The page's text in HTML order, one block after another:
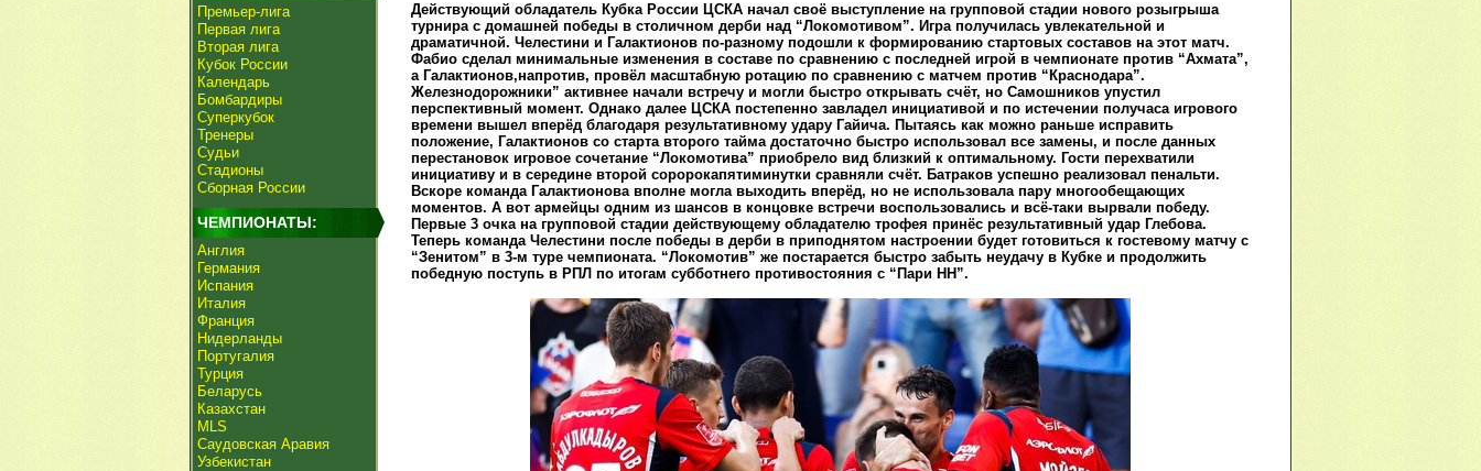
Премьер-лига
Первая лига
Вторая лига
Кубок России
Календарь
Бомбардиры
Суперкубок
Тренеры
Судьи
Стадионы
Сборная России
ЧЕМПИОНАТЫ:
Англия
Германия
Испания
Италия
Франция
Нидерланды
Португалия
Турция
Беларусь
Казахстан
MLS
Саудовская Аравия
Узбекистан
Действующий обладатель Кубка России ЦСКА начал своё выступление на групповой стадии нового розыгрыша
турнира с домашней победы в столичном дерби над “Локомотивом”. Игра получилась увлекательной и
драматичной. Челестини и Галактионов по-разному подошли к формированию стартовых составов на этот матч.
Фабио сделал минимальные изменения в составе по сравнению с последней игрой в чемпионате против “Ахмата”,
а Галактионов,напротив, провёл масштабную ротацию по сравнению с матчем против “Краснодара”.
Железнодорожники” активнее начали встречу и могли быстро открывать счёт, но Самошников упустил
перспективный момент. Однако далее ЦСКА постепенно завладел инициативой и по истечении получаса игрового
времени вышел вперёд благодаря результативному удару Гайича. Пытаясь как можно раньше исправить
положение, Галактионов со старта второго тайма достаточно быстро использовал все замены, и после данных
перестановок игровое сочетание “Локомотива” приобрело вид близкий к оптимальному. Гости перехватили
инициативу и в середине второй соророкапятиминутки сравняли счёт. Батраков успешно реализовал пенальти.
Вскоре команда Галактионова вполне могла выходить вперёд, но не использовала пару многообещающих
моментов. А вот армейцы одним из шансов в концовке встречи воспользовались и всё-таки вырвали победу.
Первые 3 очка на групповой стадии действующему обладателю трофея принёс результативный удар Глебова.
Теперь команда Челестини после победы в дерби в приподнятом настроении будет готовиться к гостевому матчу с
“Зенитом” в 3-м туре чемпионата. “Локомотив” же постарается быстро забыть неудачу в Кубке и продолжить
победную поступь в РПЛ по итогам субботнего противостояния с “Пари НН”.